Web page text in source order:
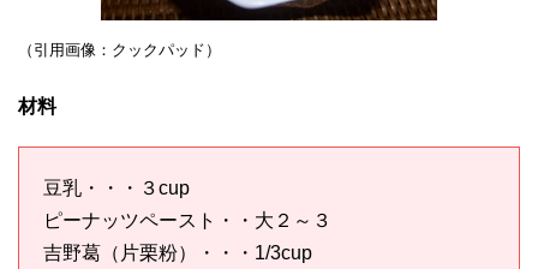
（引用画像：クックパッド）
材料
豆乳・・・３cup
ピーナッツペースト・・大２～３
吉野葛（片栗粉）・・・1/3cup